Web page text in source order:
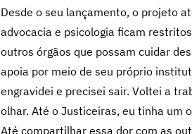
Desde o seu lançamento, o projeto
advocacia e psicologia ficam
outros órgãos que possam cuidar
apoia por meio de seu próprio
engravidei e precisei sair. Voltei a
olhar. Até o Justiceiras, eu tinha um
Até compartilhar essa dor com as